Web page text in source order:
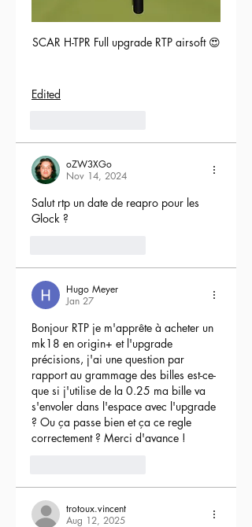
SCAR H-TPR Full upgrade RTP airsoft 😍
Edited
oZW3XGo
Nov 14, 2024
Salut rtp un date de reapro pour les
Glock ?
Hugo Meyer
Jan 27
Bonjour RTP je m'apprête à acheter un
mk18 en origin+ et l'upgrade
précisions, j'ai une question par
rapport au grammage des billes est-ce-
que si j'utilise de la 0.25 ma bille va
s'envoler dans l'espace avec l'upgrade
? Ou ça passe bien et ça ce regle
correctement ? Merci d'avance !
trotoux.vincent
Aug 12, 2025